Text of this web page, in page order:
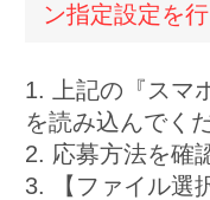
ン指定設定を
1. 上記の『スマ
を読み込んでく
2. 応募方法を確
3. 【ファイル選